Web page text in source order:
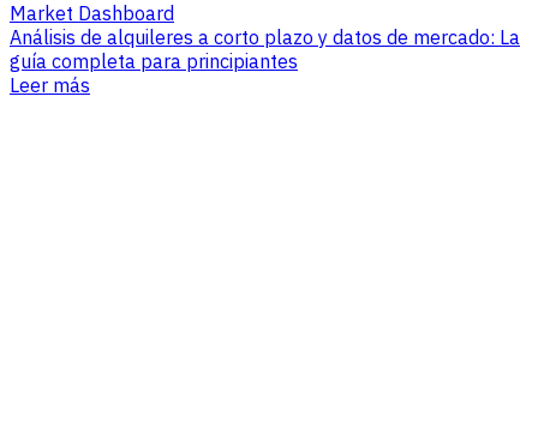
Market Dashboard
Análisis de alquileres a corto plazo y datos de mercado: La
guía completa para principiantes
Leer más